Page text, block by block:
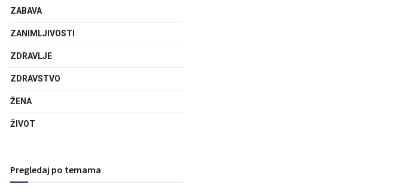
ZABAVA
ZANIMLJIVOSTI
ZDRAVLJE
ZDRAVSTVO
ŽENA
ŽIVOT
Pregledaj po temama